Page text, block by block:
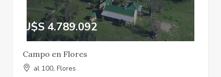
U$S 4.789.092
Campo en Flores
al 100, Flores